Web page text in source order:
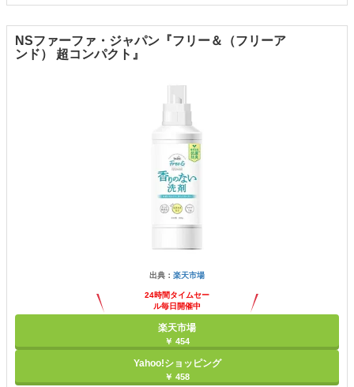
NSファーファ・ジャパン『フリー＆（フリーア
ンド） 超コンパクト』
出典： 楽天市場
24時間タイムセー
ル毎日開催中
楽天市場
￥ 454
Yahoo!ショッピング
￥ 458